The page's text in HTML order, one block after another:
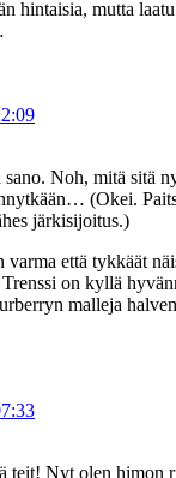
hintaisia, mutta
sano. Noh, mitä sitä
(Okei.
järkisijoitus.)
varma että tykkäät
on kyllä
malleja
teit! Nyt olen himon